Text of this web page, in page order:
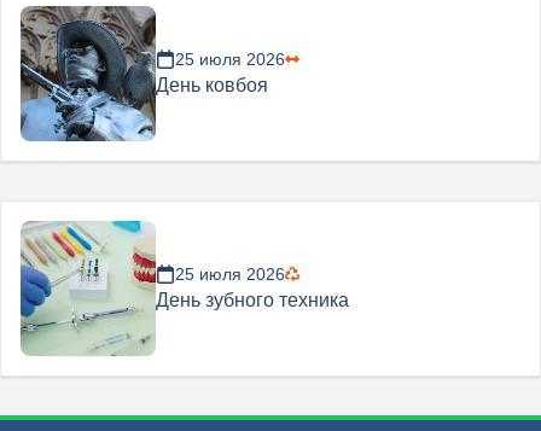
25 июля 2026
День ковбоя
25 июля 2026
День зубного техника